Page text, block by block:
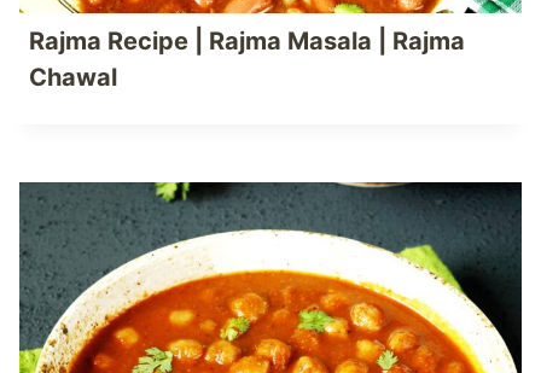
Rajma Recipe | Rajma Masala | Rajma
Chawal